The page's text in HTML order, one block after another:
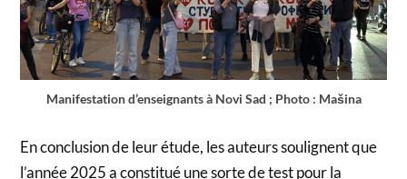
Manifestation d’enseignants à Novi Sad ; Photo : Mašina
En conclusion de leur étude, les auteurs soulignent que
l’année 2025 a constitué une sorte de test pour la